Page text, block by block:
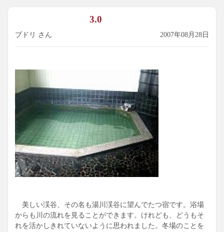
3.0
ブドリ さん 2007年08月28日
美しい渓谷、その名も湯川渓谷に望んでたつ宿です。浴場
からも川の流れを見ることができます。けれども、どうもそ
れを活かしきれていないように思われました。冬場のことを